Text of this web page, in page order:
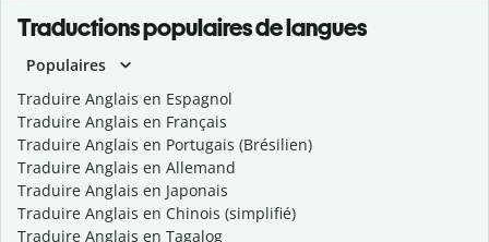
Traductions populaires de langues
Populaires
Traduire Anglais en Espagnol
Traduire Anglais en Français
Traduire Anglais en Portugais (Brésilien)
Traduire Anglais en Allemand
Traduire Anglais en Japonais
Traduire Anglais en Chinois (simplifié)
Traduire Anglais en Tagalog